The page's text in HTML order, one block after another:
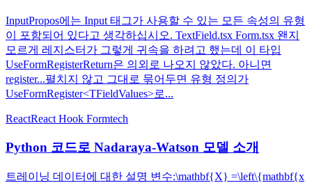
InputPropos에는 Input 태그가 사용할 수 있는 모든 속성의 유형
이 포함되어 있다고 생각하십시오. TextField.tsx Form.tsx 왠지
모르게 레지스터가 그렇게 귀속을 하려고 했는데 이 타입
UseFormRegisterReturn은 의외로 나오지 않았다. 아니면
register...펼치지 않고 그대로 묶어두면 유형 정의가
UseFormRegister<TFieldValues>로...
ReactReact Hook Formtech
Python 코드로 Nadaraya-Watson 모델 소개
트레이닝 데이터에 대한 설명 변수:\mathbf{X} =\left\{mathbf{x